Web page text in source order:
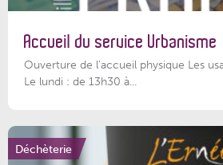
Accueil du service Urbanisme
Ouverture de l'accueil physique Les
Le lundi : de 13h30 à...
Déchèterie